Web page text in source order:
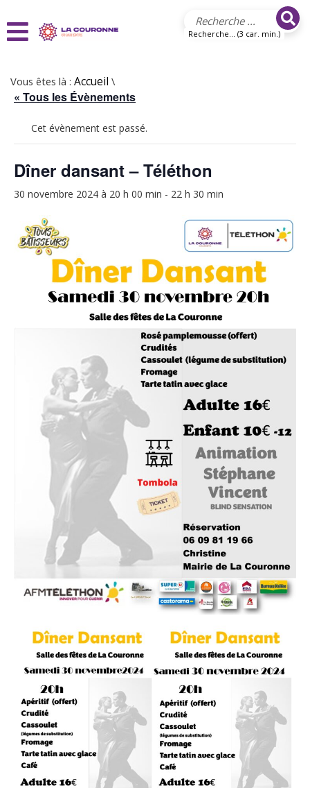
Recherche... (3 car. min.)
Vous êtes là : Accueil \
« Tous les Évènements
Cet évènement est passé.
Dîner dansant – Téléthon
30 novembre 2024 à 20 h 00 min - 22 h 30 min